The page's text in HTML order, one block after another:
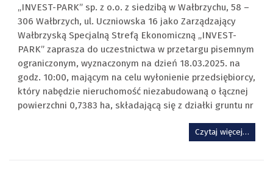
„INVEST-PARK” sp. z o.o. z siedzibą w Wałbrzychu, 58 –
306 Wałbrzych, ul. Uczniowska 16 jako Zarządzający
Wałbrzyską Specjalną Strefą Ekonomiczną „INVEST-
PARK” zaprasza do uczestnictwa w przetargu pisemnym
ograniczonym, wyznaczonym na dzień 18.03.2025. na
godz. 10:00, mającym na celu wyłonienie przedsiębiorcy,
który nabędzie nieruchomość niezabudowaną o łącznej
powierzchni 0,7383 ha, składającą się z działki gruntu nr
Czytaj więcej…